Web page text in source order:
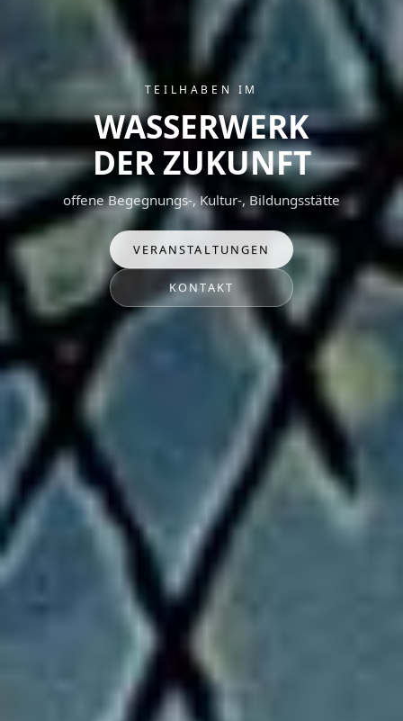
TEILHABEN IM
WASSERWERK
DER ZUKUNFT
offene Begegnungs-, Kultur-, Bildungsstätte
VERANSTALTUNGEN
KONTAKT